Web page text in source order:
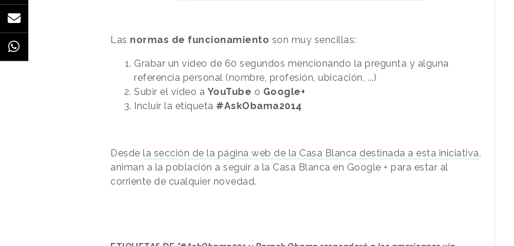
Las normas de funcionamiento son muy sencillas:
Grabar un vídeo de 60 segundos mencionando la pregunta y alguna
referencia personal (nombre, profesión, ubicación, ...)
Subir el vídeo a YouTube o Google+
Incluir la etiqueta #AskObama2014
Desde la sección de la página web de la Casa Blanca destinada a esta iniciativa
animan a la población a seguir a la Casa Blanca en Google + para estar al
corriente de cualquier novedad.